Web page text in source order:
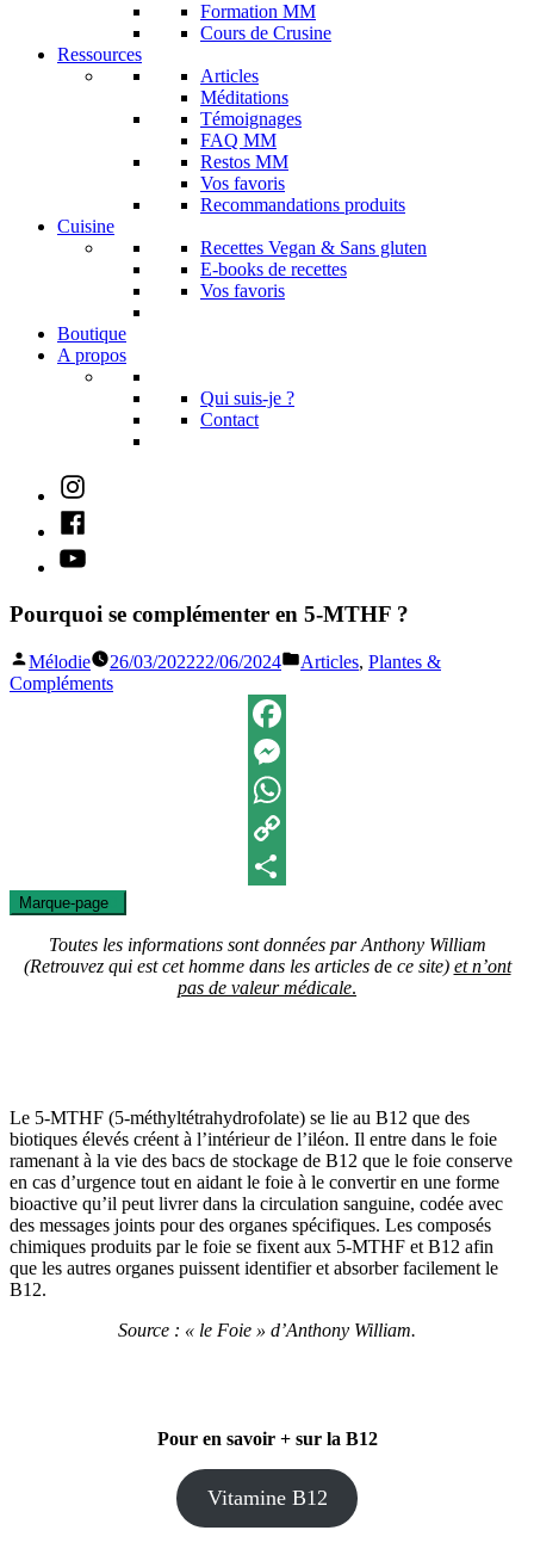
Formation MM
Cours de Crusine
Ressources
Articles
Méditations
Témoignages
FAQ MM
Restos MM
Vos favoris
Recommandations produits
Cuisine
Recettes Vegan & Sans gluten
E-books de recettes
Vos favoris
Boutique
A propos
Qui suis-je ?
Contact
Instagram
Facebook
Youtube
Pourquoi se complémenter en 5-MTHF ?
Publié
par
Mélodie 26/03/202222/06/2024
Publié
Articles, Plantes &
Compléments
Facebook
Messenger
WhatsApp
Copy
Marque-page
Toutes les informations sont données par Anthony William
(Retrouvez qui est cet homme dans les articles de ce site) et n’ont
pas de valeur médicale.
Le 5-MTHF (5-méthyltétrahydrofolate) se lie au B12 que des
biotiques élevés créent à l’intérieur de l’iléon. Il entre dans le foie
ramenant à la vie des bacs de stockage de B12 que le foie conserve
en cas d’urgence tout en aidant le foie à le convertir en une forme
bioactive qu’il peut livrer dans la circulation sanguine, codée avec
des messages joints pour des organes spécifiques. Les composés
chimiques produits par le foie se fixent aux 5-MTHF et B12 afin
que les autres organes puissent identifier et absorber facilement le
B12.
Source : « le Foie » d’Anthony William.
Pour en savoir + sur la B12
Vitamine B12